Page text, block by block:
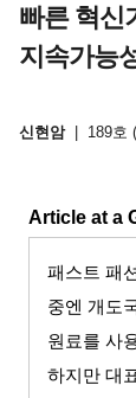
빠른 혁신
지속가능
신현암 189호
Article at a
패스트 패
중엔 개도
원료를 사
하지만 대